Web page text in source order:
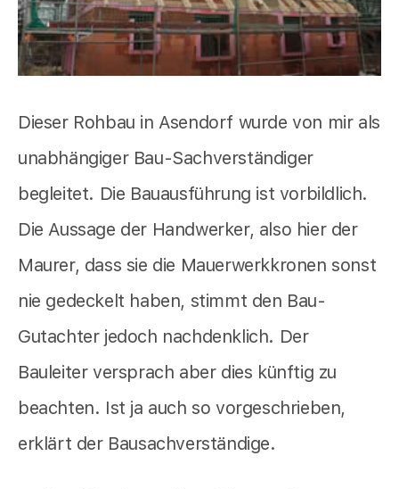
Dieser Rohbau in Asendorf wurde von mir als
unabhängiger Bau-Sachverständiger
begleitet. Die Bauausführung ist vorbildlich.
Die Aussage der Handwerker, also hier der
Maurer, dass sie die Mauerwerkkronen sonst
nie gedeckelt haben, stimmt den Bau-
Gutachter jedoch nachdenklich. Der
Bauleiter versprach aber dies künftig zu
beachten. Ist ja auch so vorgeschrieben,
erklärt der Bausachverständige.